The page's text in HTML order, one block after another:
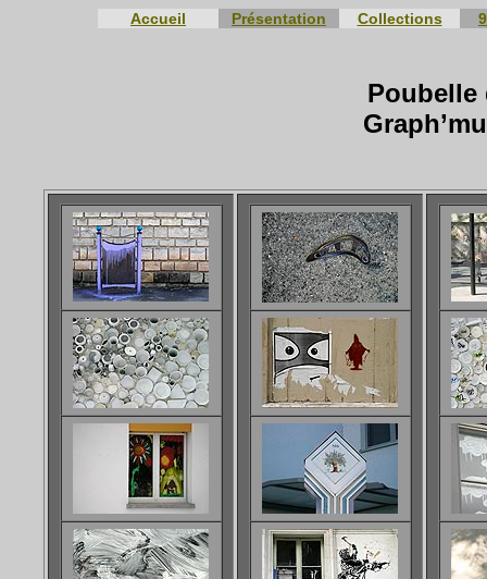
Accueil Présentation Collections
Poubelle